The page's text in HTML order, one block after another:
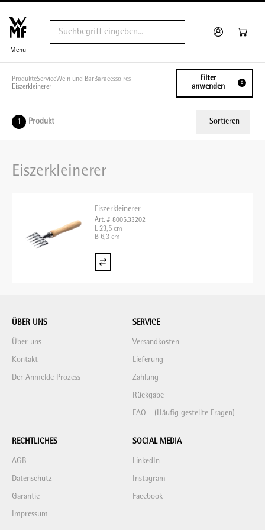
Menu
ProdukteServiceWein und BarBaracessoires
Eiszerkleinerer
Filter
anwenden
0
1 Produkt Sortieren
Eiszerkleinerer
Eiszerkleinerer
Art. # 8005.33202
L 23,5 cm
B 6,3 cm
ÜBER UNS
Über uns
Kontakt
Der Anmelde Prozess
SERVICE
Versandkosten
Lieferung
Zahlung
Rückgabe
FAQ - (Häufig gestellte Fragen)
RECHTLICHES
AGB
Datenschutz
Garantie
Impressum
SOCIAL MEDIA
LinkedIn
Instagram
Facebook